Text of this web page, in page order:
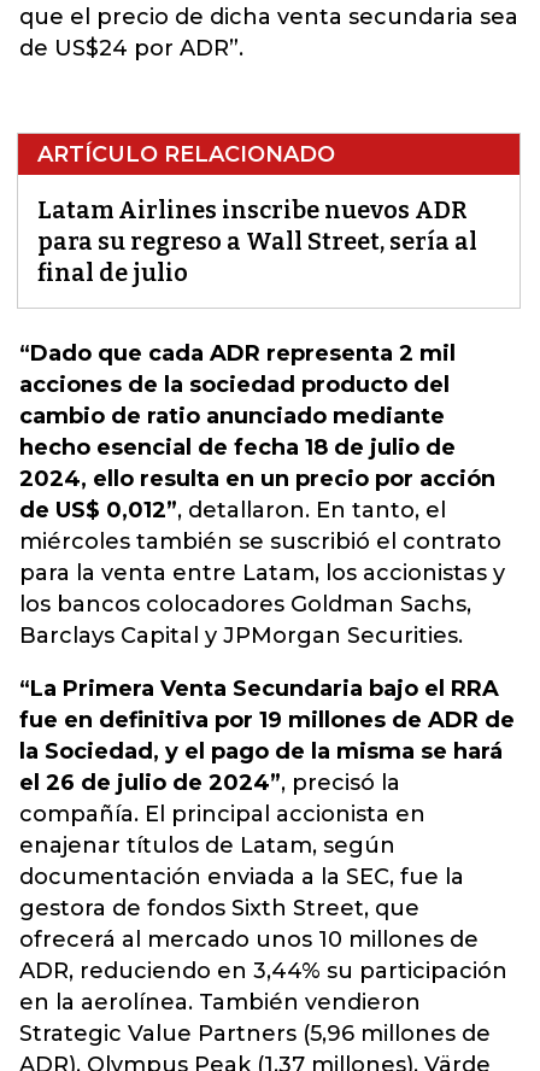
que el precio de dicha venta secundaria sea
de US$24 por ADR”.
ARTÍCULO RELACIONADO
Latam Airlines inscribe nuevos ADR
para su regreso a Wall Street, sería al
final de julio
“Dado que cada ADR representa 2 mil
acciones de la sociedad producto del
cambio de ratio anunciado mediante
hecho esencial de fecha 18 de julio de
2024, ello resulta en un precio por acción
de US$ 0,012”, detallaron. En tanto, el
miércoles también se suscribió el contrato
para la venta entre Latam, los accionistas y
los bancos colocadores Goldman Sachs,
Barclays Capital y JPMorgan Securities.
“La Primera Venta Secundaria bajo el RRA
fue en definitiva por 19 millones de ADR de
la Sociedad, y el pago de la misma se hará
el 26 de julio de 2024”, precisó la
compañía. El principal accionista en
enajenar títulos de Latam, según
documentación enviada a la SEC, fue la
gestora de fondos Sixth Street, que
ofrecerá al mercado unos 10 millones de
ADR, reduciendo en 3,44% su participación
en la aerolínea. También vendieron
Strategic Value Partners (5,96 millones de
ADR), Olympus Peak (1,37 millones), Värde